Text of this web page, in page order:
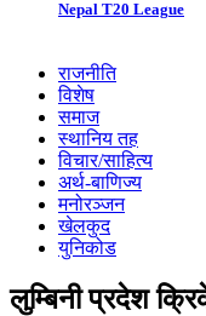
Nepal T20 League
राजनीति
विशेष
समाज
स्थानिय तह
विचार/साहित्य
अर्थ-बाणिज्य
मनोरञ्जन
खेलकुद
युनिकोड
लुम्बिनी प्रदेश